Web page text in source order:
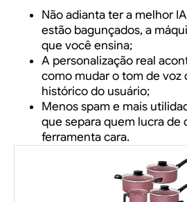
Não adianta ter a melhor
estão bagunçados, a
que você ensina;
A personalização real
como mudar o tom de voz
histórico do usuário;
Menos spam e mais
que separa quem lucra de
ferramenta cara.